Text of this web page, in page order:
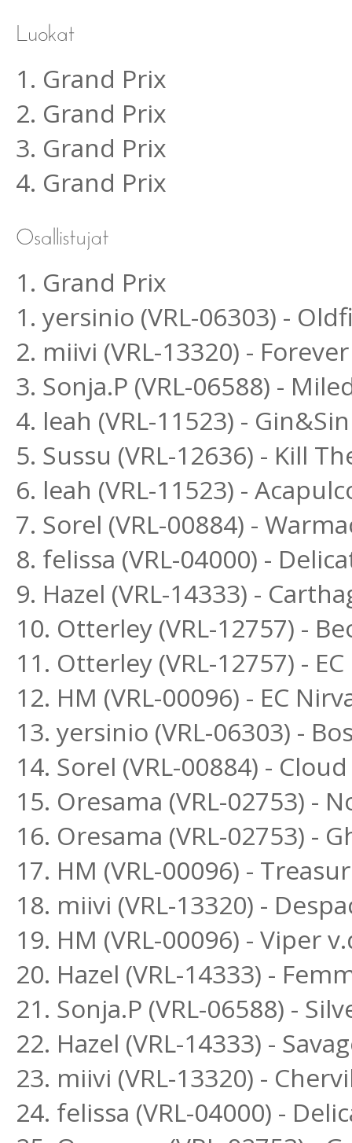
1. Grand Prix
2. Grand Prix
3. Grand Prix
4. Grand Prix
1. Grand Prix
1. yersinio (VRL-06303) -
2. miivi (VRL-13320) -
3. Sonja.P (VRL-06588) -
4. leah (VRL-11523) -
5. Sussu (VRL-12636) - Kill
6. leah (VRL-11523) -
7. Sorel (VRL-00884) -
8. felissa (VRL-04000) -
9. Hazel (VRL-14333) -
10. Otterley (VRL-12757) -
11. Otterley (VRL-12757) -
12. HM (VRL-00096) - EC
13. yersinio (VRL-06303) -
14. Sorel (VRL-00884) -
15. Oresama (VRL-02753) -
16. Oresama (VRL-02753) -
17. HM (VRL-00096) -
18. miivi (VRL-13320) -
19. HM (VRL-00096) - Viper
20. Hazel (VRL-14333) -
21. Sonja.P (VRL-06588) -
22. Hazel (VRL-14333) -
23. miivi (VRL-13320) -
24. felissa (VRL-04000) -